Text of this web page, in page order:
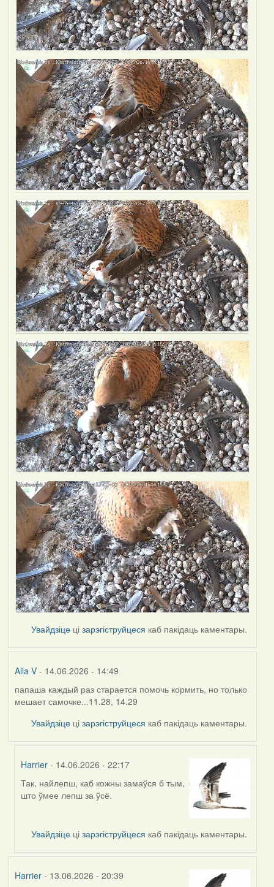
Увайдзіце цізарэгіструйцеся каб пакідаць каментары.
Alla V- 14.06.2026 - 14:49
папаша каждый раз старается помочь кормить, но только
мешает самочке...11.28, 14.29
Увайдзіце цізарэгіструйцеся каб пакідаць каментары.
Harrier - 14.06.2026 - 22:17
In
reply
Alla
V
Так, найлепш, каб кожны замаўся б тым,
што ўмее лепш за ўсё.
Увайдзіце цізарэгіструйцеся каб пакідаць каментары.
Harrier- 13.06.2026 - 20:39